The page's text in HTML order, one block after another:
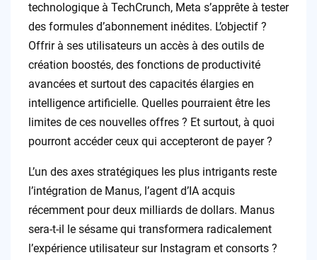
technologique à TechCrunch, Meta s’apprête à tester
des formules d’abonnement inédites. L’objectif ?
Offrir à ses utilisateurs un accès à des outils de
création boostés, des fonctions de productivité
avancées et surtout des capacités élargies en
intelligence artificielle. Quelles pourraient être les
limites de ces nouvelles offres ? Et surtout, à quoi
pourront accéder ceux qui accepteront de payer ?
L’un des axes stratégiques les plus intrigants reste
l’intégration de Manus, l’agent d’IA acquis
récemment pour deux milliards de dollars. Manus
sera-t-il le sésame qui transformera radicalement
l’expérience utilisateur sur Instagram et consorts ?